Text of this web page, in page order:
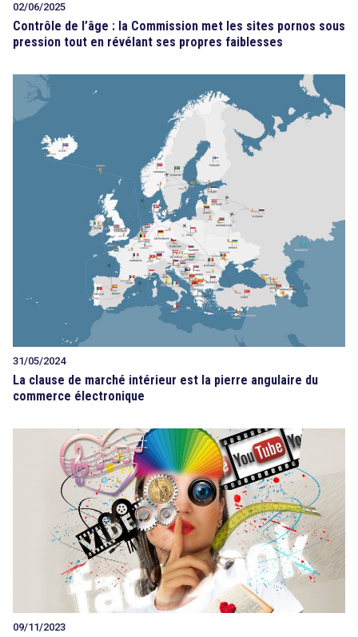
02/06/2025
Contrôle de l’âge : la Commission met les sites pornos sous
pression tout en révélant ses propres faiblesses
31/05/2024
La clause de marché intérieur est la pierre angulaire du
commerce électronique
09/11/2023